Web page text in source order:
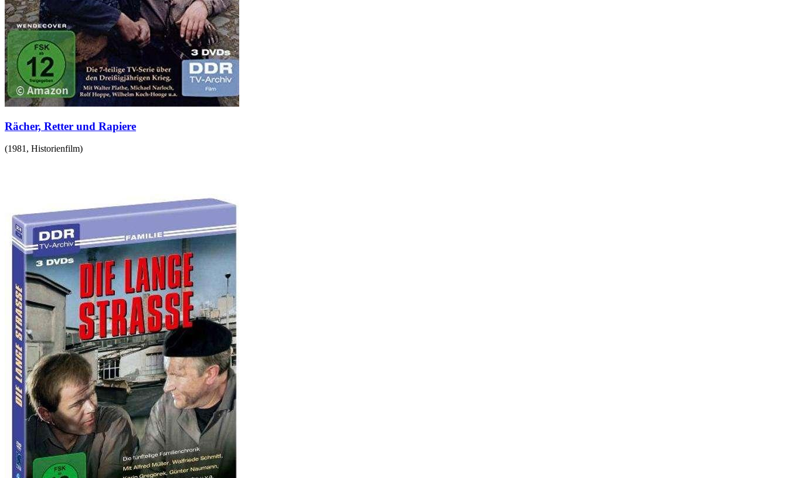
Rächer, Retter und Rapiere
(1981 , Historienfilm)